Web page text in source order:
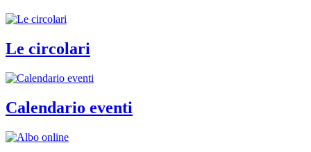
Le circolari
Calendario eventi